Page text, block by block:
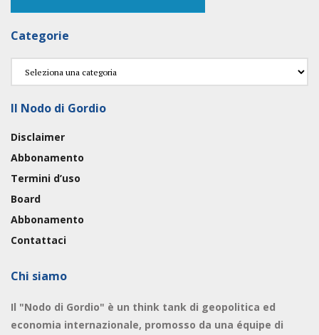
Categorie
Categorie
Il Nodo di Gordio
Disclaimer
Abbonamento
Termini d’uso
Board
Abbonamento
Contattaci
Chi siamo
Il "Nodo di Gordio" è un think tank di geopolitica ed
economia internazionale, promosso da una équipe di